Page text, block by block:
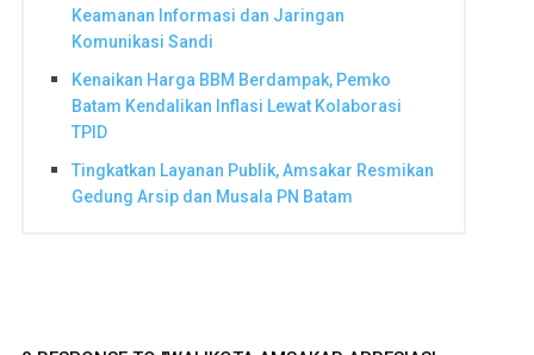
Keamanan Informasi dan Jaringan
Komunikasi Sandi
Kenaikan Harga BBM Berdampak, Pemko
Batam Kendalikan Inflasi Lewat Kolaborasi
TPID
Tingkatkan Layanan Publik, Amsakar Resmikan
Gedung Arsip dan Musala PN Batam